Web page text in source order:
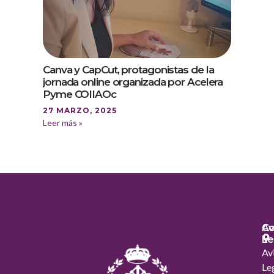
Canva y CapCut, protagonistas de la
jornada online organizada por Acelera
Pyme COIIAOc
27 MARZO, 2025
Leer más »